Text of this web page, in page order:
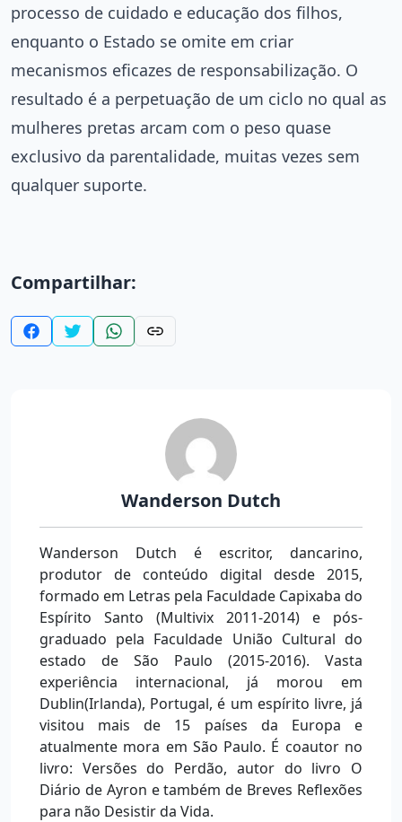
processo de cuidado e educação dos filhos,
enquanto o Estado se omite em criar
mecanismos eficazes de responsabilização. O
resultado é a perpetuação de um ciclo no qual as
mulheres pretas arcam com o peso quase
exclusivo da parentalidade, muitas vezes sem
qualquer suporte.
Compartilhar:
Wanderson Dutch
Wanderson Dutch é escritor, dancarino,
produtor de conteúdo digital desde 2015,
formado em Letras pela Faculdade Capixaba do
Espírito Santo (Multivix 2011-2014) e pós-
graduado pela Faculdade União Cultural do
estado de São Paulo (2015-2016). Vasta
experiência internacional, já morou em
Dublin(Irlanda), Portugal, é um espírito livre, já
visitou mais de 15 países da Europa e
atualmente mora em São Paulo. É coautor no
livro: Versões do Perdão, autor do livro O
Diário de Ayron e também de Breves Reflexões
para não Desistir da Vida.